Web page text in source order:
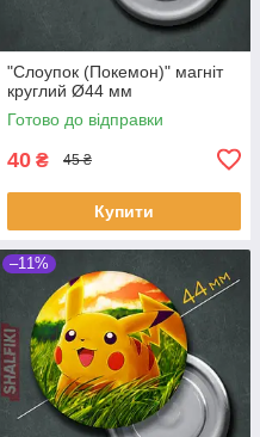
"Слоупок (Покемон)" магніт
круглий Ø44 мм
Готово до відправки
40 ₴ 45 ₴
Купити
–11%